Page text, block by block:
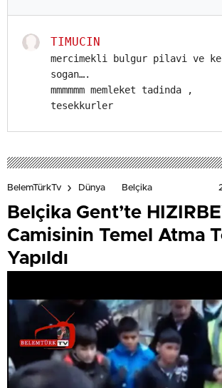
TIMUCIN
mercimekli bulgur pilavi ve
sogan….
mmmmmm memleket tadinda ,
tesekkurler
BelemTürkTv Dünya Belçika
Belçika Gent’te
Camisinin Temel Atma
Yapıldı